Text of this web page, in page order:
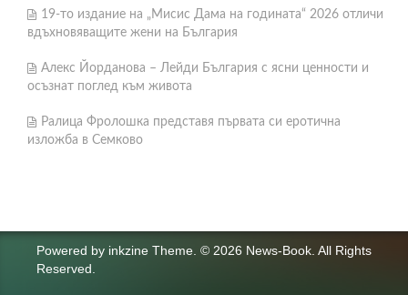
19-то издание на „Мисис Дама на годината“ 2026 отличи
вдъхновяващите жени на България
Алекс Йорданова – Лейди България с ясни ценности и
осъзнат поглед към живота
Ралица Фролошка представя първата си еротична
изложба в Семково
Powered by inkzine Theme © 2026 News-Book. All Rights
Reserved.